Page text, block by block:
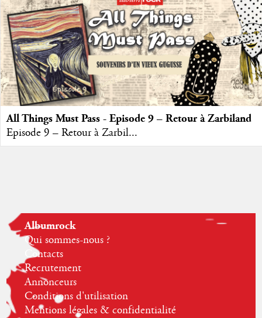
All Things Must Pass - Episode 9 – Retour à Zarbiland
Episode 9 – Retour à Zarbil...
Albumrock
Qui sommes-nous ?
Contacts
Recrutement
Annonceurs
Conditions d'utilisation
Mentions légales & confidentialité